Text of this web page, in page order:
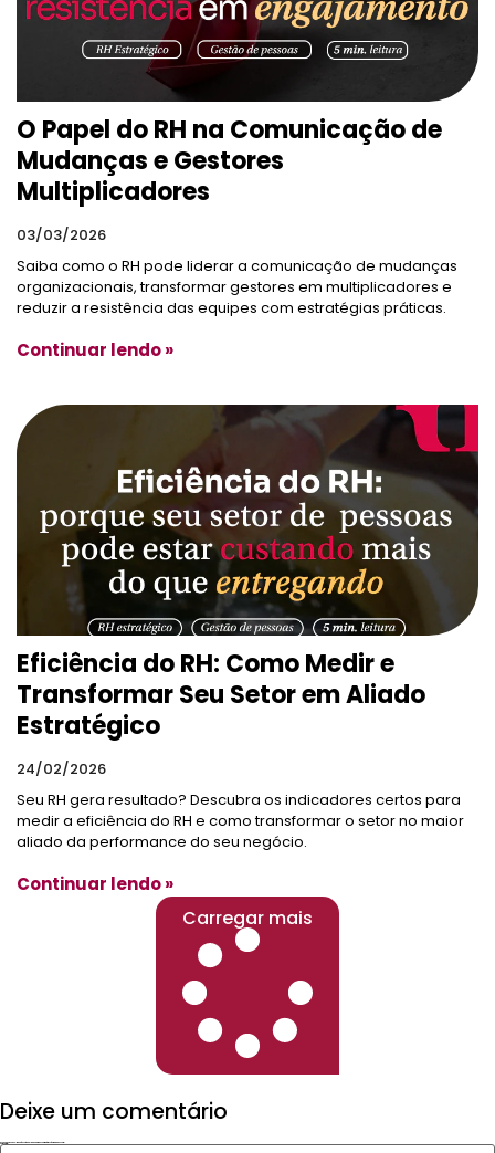
O Papel do RH na Comunicação de
Mudanças e Gestores
Multiplicadores
03/03/2026
Saiba como o RH pode liderar a comunicação de mudanças
organizacionais, transformar gestores em multiplicadores e
reduzir a resistência das equipes com estratégias práticas.
Continuar lendo »
Eficiência do RH: Como Medir e
Transformar Seu Setor em Aliado
Estratégico
24/02/2026
Seu RH gera resultado? Descubra os indicadores certos para
medir a eficiência do RH e como transformar o setor no maior
aliado da performance do seu negócio.
Continuar lendo »
Carregar mais
Deixe um comentário